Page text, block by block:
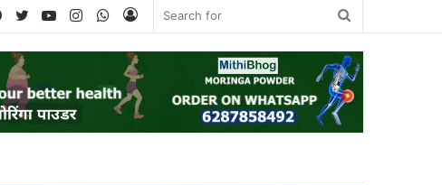
Log
WhatsApp
Instagram
YouTube
Twitter
Facebook